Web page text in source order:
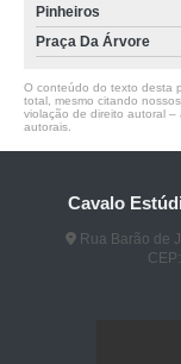
Pinheiros
Praça Da Árvore
O conteúdo do texto desta
total, mesmo citando
violação de direito autoral
autorais
Cavalo
Rua Barão de